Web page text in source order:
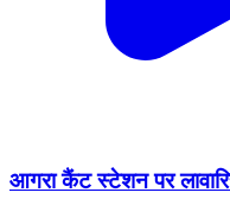
आगरा कैंट स्टेशन पर